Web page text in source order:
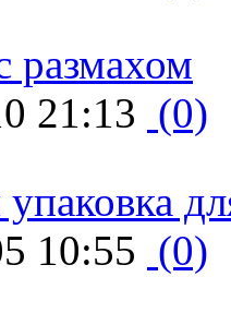
размахом
21:13 (0)
10:55 (0)